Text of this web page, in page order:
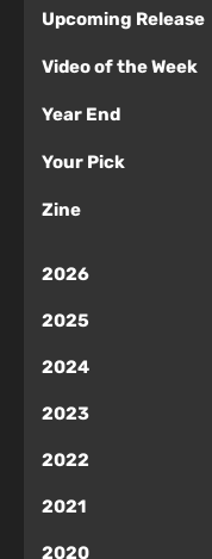
Upcoming Release
Video of the Week
Year End
Your Pick
Zine
2026
2025
2024
2023
2022
2021
2020